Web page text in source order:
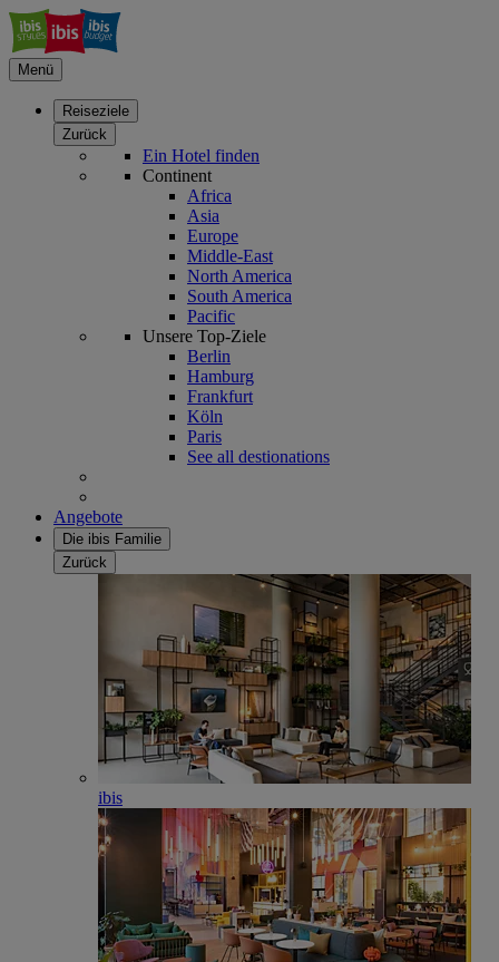
Menü
Reiseziele
Zurück
Ein Hotel finden
Continent
Africa
Asia
Europe
Middle-East
North America
South America
Pacific
Unsere Top-Ziele
Berlin
Hamburg
Frankfurt
Köln
Paris
See all destionations
Angebote
Die ibis Familie
Zurück
ibis